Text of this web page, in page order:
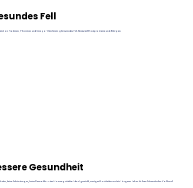
Fell
reich an Proteinen, Vitaminen und Omega-Ölen für ein glänzendes Fell. Reduziert Hautprobleme und Allergien.
Gesundheit
keine Entzündungen, keine Dermatitis oder Harnwegsinfekte. Idealgewicht, weniger Krankheiten und ein längeres Leben für Ihren Schwedischer Vallhund!